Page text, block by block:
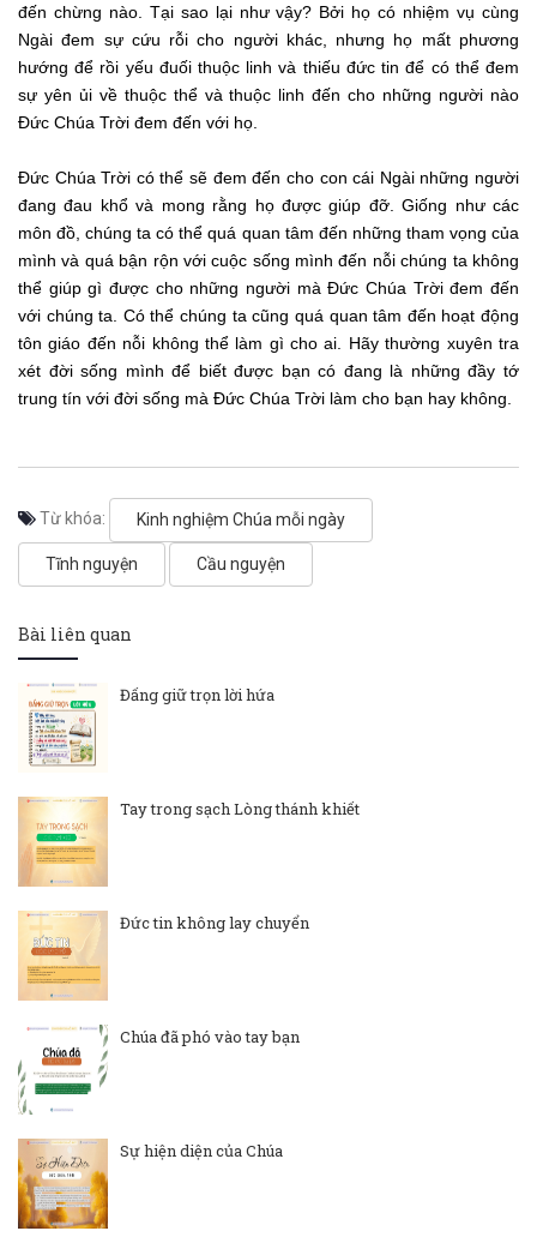
đến chừng nào. Tại sao lại như vậy? Bởi họ có nhiệm vụ cùng
Ngài đem sự cứu rỗi cho người khác, nhưng họ mất phương
hướng để rồi yếu đuối thuộc linh và thiếu đức tin để có thể đem
sự yên ủi về thuộc thể và thuộc linh đến cho những người nào
Đức Chúa Trời đem đến với họ.
Đức Chúa Trời có thể sẽ đem đến cho con cái Ngài những người
đang đau khổ và mong rằng họ được giúp đỡ. Giống như các
môn đồ, chúng ta có thể quá quan tâm đến những tham vọng của
mình và quá bận rộn với cuộc sống mình đến nỗi chúng ta không
thể giúp gì được cho những người mà Đức Chúa Trời đem đến
với chúng ta. Có thể chúng ta cũng quá quan tâm đến hoạt động
tôn giáo đến nỗi không thể làm gì cho ai. Hãy thường xuyên tra
xét đời sống mình để biết được bạn có đang là những đầy tớ
trung tín với đời sống mà Đức Chúa Trời làm cho bạn hay không.
Từ khóa: Kinh nghiệm Chúa mỗi ngày
Tĩnh nguyện Cầu nguyện
Bài liên quan
Đấng giữ trọn lời hứa
Tay trong sạch Lòng thánh khiết
Đức tin không lay chuyển
Chúa đã phó vào tay bạn
Sự hiện diện của Chúa